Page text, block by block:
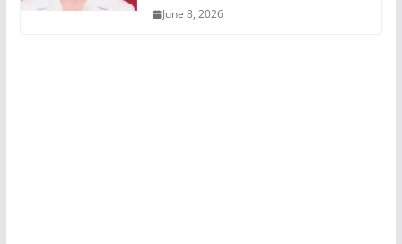
June 8, 2026